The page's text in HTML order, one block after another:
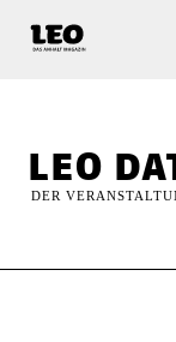
leo
DER